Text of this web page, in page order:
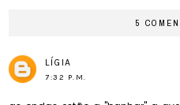
5
LÍGIA
7:32 P.M.